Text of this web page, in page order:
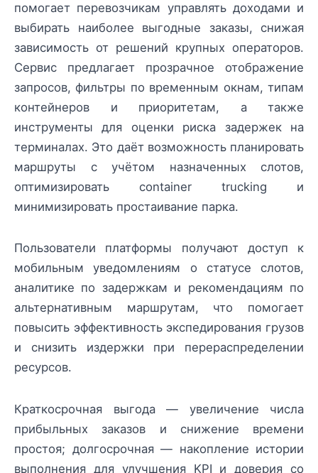
помогает перевозчикам управлять доходами и
выбирать наиболее выгодные заказы, снижая
зависимость от решений крупных операторов.
Сервис предлагает прозрачное отображение
запросов, фильтры по временным окнам, типам
контейнеров и приоритетам, а также
инструменты для оценки риска задержек на
терминалах. Это даёт возможность планировать
маршруты с учётом назначенных слотов,
оптимизировать container trucking и
минимизировать простаивание парка.
Пользователи платформы получают доступ к
мобильным уведомлениям о статусе слотов,
аналитике по задержкам и рекомендациям по
альтернативным маршрутам, что помогает
повысить эффективность экспедирования грузов
и снизить издержки при перераспределении
ресурсов.
Краткосрочная выгода — увеличение числа
прибыльных заказов и снижение времени
простоя; долгосрочная — накопление истории
выполнения для улучшения KPI и доверия со